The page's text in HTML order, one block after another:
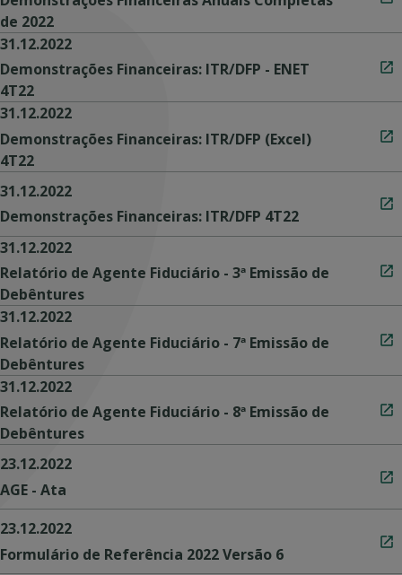
de 2022
31.12.2022
Demonstrações Financeiras: ITR/DFP - ENET
4T22
31.12.2022
Demonstrações Financeiras: ITR/DFP (Excel)
4T22
31.12.2022
Demonstrações Financeiras: ITR/DFP 4T22
31.12.2022
Relatório de Agente Fiduciário - 3ª Emissão de
Debêntures
31.12.2022
Relatório de Agente Fiduciário - 7ª Emissão de
Debêntures
31.12.2022
Relatório de Agente Fiduciário - 8ª Emissão de
Debêntures
23.12.2022
AGE - Ata
23.12.2022
Formulário de Referência 2022 Versão 6